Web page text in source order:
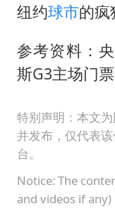
纽约球市的疯
参考资料：
斯G3主场门
特别声明：本文
并发布，仅代表
台。
Notice: The
and videos if